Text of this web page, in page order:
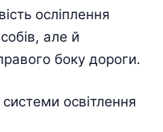
осліплення
але й
боку дороги.